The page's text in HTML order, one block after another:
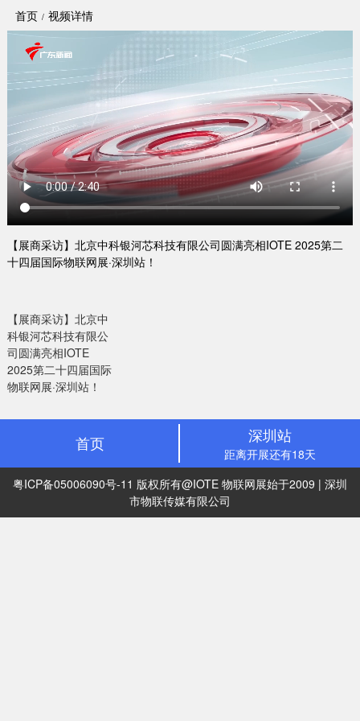
首页 视频详情
【展商采访】北京中科银河芯科技有限公司圆满亮相IOTE 2025第二
十四届国际物联网展·深圳站！
【展商采访】北京中
科银河芯科技有限公
司圆满亮相IOTE
2025第二十四届国际
物联网展·深圳站！
首页 深圳站
距离开展还有18天
粤ICP备05006090号-11 版权所有@IOTE 物联网展始于2009 | 深圳
市物联传媒有限公司